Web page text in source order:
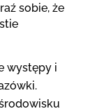
sobie, że
występy i